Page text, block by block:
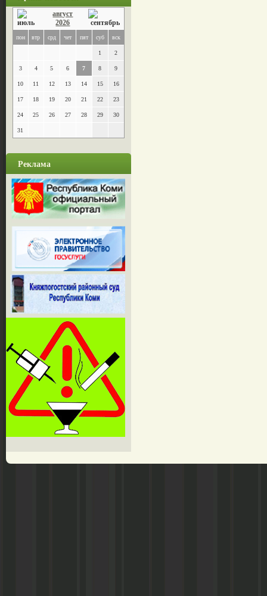
август
2026
пон втр срд чет пят суб вск
1 2
3 4 5 6 7 8 9
10 11 12 13 14 15 16
17 18 19 20 21 22 23
24 25 26 27 28 29 30
31
Реклама